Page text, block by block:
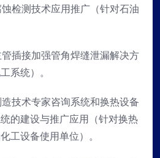
检测技术应用推广（针对石油
插接加强管角焊缝泄漏解决方
系统）。
技术专家咨询系统和换热设备
的建设与推广应用（针对换热
工设备使用单位）。